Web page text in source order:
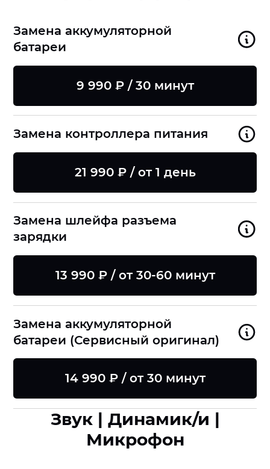
Замена аккумуляторной
батареи
9 990 ₽ / 30 минут
Замена контроллера питания
21 990 ₽ / от 1 день
Замена шлейфа разъема
зарядки
13 990 ₽ / от 30-60 минут
Замена аккумуляторной
батареи (Сервисный оригинал)
14 990 ₽ / от 30 минут
Звук | Динамик/и |
Микрофон